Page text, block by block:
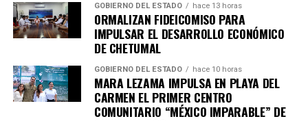
Recibe las noticias al instante
Únete al canal oficial de WhatsApp de
Quinto Poder y recibe las noticias más
importantes de Quintana Roo directamente
en tu teléfono.
GOBIERNO DEL ESTADO hace 13 horas
ORMALIZAN FIDEICOMISO PARA
IMPULSAR EL DESARROLLO ECONÓMICO
DE CHETUMAL
GOBIERNO DEL ESTADO hace 10 horas
MARA LEZAMA IMPULSA EN PLAYA DEL
CARMEN EL PRIMER CENTRO
COMUNITARIO “MÉXICO IMPARABLE” DE